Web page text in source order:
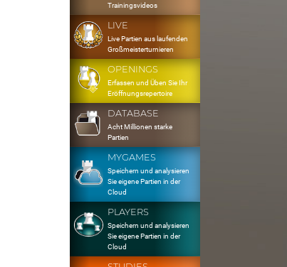
Trainingsvideos
LIVE
Live Partien aus laufenden
Großmeisterturnieren
OPENINGS
Erfassen und Üben Sie Ihr
Eröffnungsrepertoire
DATABASE
Acht Millionen starke
Partien
MYGAMES
Speichern und analysieren
Sie eigene Partien in der
Cloud
PLAYERS
Speichern und analysieren
Sie eigene Partien in der
Cloud